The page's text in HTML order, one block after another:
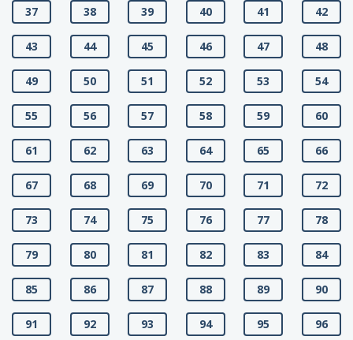
37 38 39 40 41 42
43 44 45 46 47 48
49 50 51 52 53 54
55 56 57 58 59 60
61 62 63 64 65 66
67 68 69 70 71 72
73 74 75 76 77 78
79 80 81 82 83 84
85 86 87 88 89 90
91 92 93 94 95 96